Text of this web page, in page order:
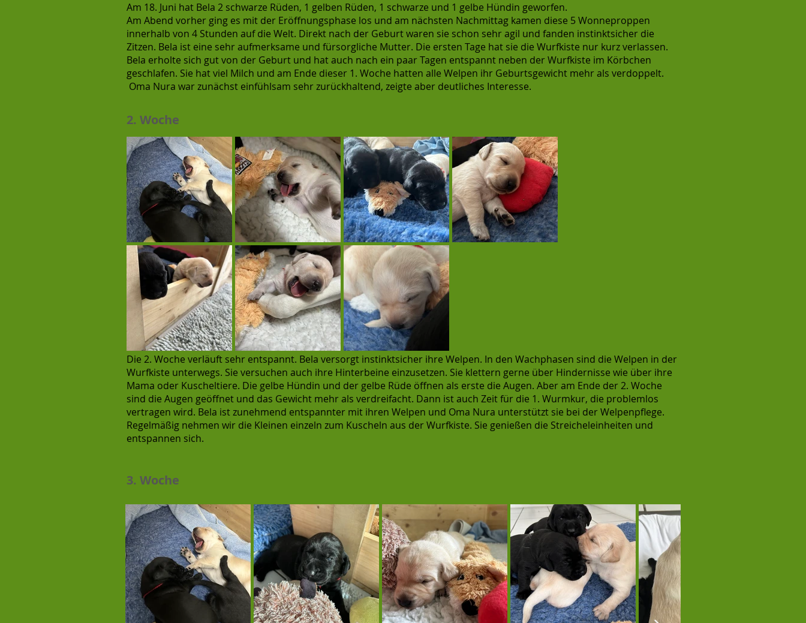
Am 18. Juni hat Bela 2 schwarze Rüden, 1 gelben Rüden, 1 schwarze und 1 gelbe Hündin geworfen.
Am Abend vorher ging es mit der Eröffnungsphase los und am nächsten Nachmittag kamen diese 5 Wonneproppen
innerhalb von 4 Stunden auf die Welt. Direkt nach der Geburt waren sie schon sehr agil und fanden instinktsicher die
Zitzen. Bela ist eine sehr aufmerksame und fürsorgliche Mutter. Die ersten Tage hat sie die Wurfkiste nur kurz verlassen.
Bela erholte sich gut von der Geburt und hat auch nach ein paar Tagen entspannt neben der Wurfkiste im Körbchen
geschlafen. Sie hat viel Milch und am Ende dieser 1. Woche hatten alle Welpen ihr Geburtsgewicht mehr als verdoppelt.
Oma Nura war zunächst einfühlsam sehr zurückhaltend, zeigte aber deutliches Interesse.
2. Woche
Die 2. Woche verläuft sehr entspannt. Bela versorgt instinktsicher ihre Welpen. In den Wachphasen sind die Welpen in der
Wurfkiste unterwegs. Sie versuchen auch ihre Hinterbeine einzusetzen. Sie klettern gerne über Hindernisse wie über ihre
Mama oder Kuscheltiere. Die gelbe Hündin und der gelbe Rüde öffnen als erste die Augen. Aber am Ende der 2. Woche
sind die Augen geöffnet und das Gewicht mehr als verdreifacht. Dann ist auch Zeit für die 1. Wurmkur, die problemlos
vertragen wird. Bela ist zunehmend entspannter mit ihren Welpen und Oma Nura unterstützt sie bei der Welpenpflege.
Regelmäßig nehmen wir die Kleinen einzeln zum Kuscheln aus der Wurfkiste. Sie genießen die Streicheleinheiten und
entspannen sich.
3. Woche